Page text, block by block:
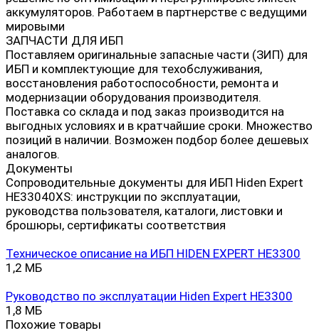
аккумуляторов. Работаем в партнерстве с ведущими
мировыми
ЗАПЧАСТИ ДЛЯ ИБП
Поставляем оригинальные запасные части (ЗИП) для
ИБП и комплектующие для техобслуживания,
восстановления работоспособности, ремонта и
модернизации оборудования производителя.
Поставка со склада и под заказ производится на
выгодных условиях и в кратчайшие сроки. Множество
позиций в наличии. Возможен подбор более дешевых
аналогов.
Документы
Сопроводительные документы для ИБП Hiden Expert
HE33040XS: инструкции по эксплуатации,
руководства пользователя, каталоги, листовки и
брошюры, сертификаты соответствия
Техническое описание на ИБП HIDEN EXPERT HE3300
1,2 МБ
Руководство по эксплуатации Hiden Expert HE3300
1,8 МБ
Похожие товары